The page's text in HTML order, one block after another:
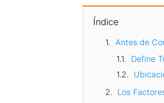
Índice
Antes de
Define
Los